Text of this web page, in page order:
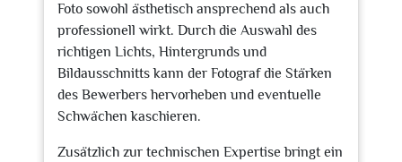
Foto sowohl ästhetisch ansprechend als auch
professionell wirkt. Durch die Auswahl des
richtigen Lichts, Hintergrunds und
Bildausschnitts kann der Fotograf die Stärken
des Bewerbers hervorheben und eventuelle
Schwächen kaschieren.
Zusätzlich zur technischen Expertise bringt ein